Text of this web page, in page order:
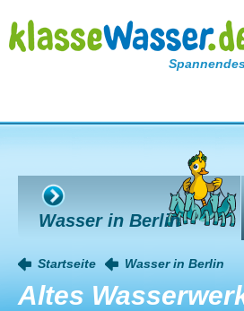
Wasser in Berlin
Startseite Wasser in Berlin
Altes